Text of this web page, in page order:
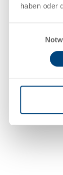
haben oder